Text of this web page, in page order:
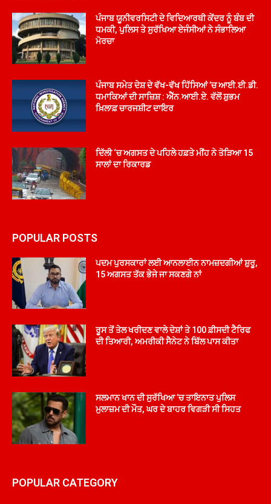
ਪੰਜਾਬ ਯੂਨੀਵਰਸਿਟੀ ਦੇ ਵਿਦਿਆਰਥੀ ਕੇਂਦਰ ਨੂੰ ਬੰਬ ਦੀ
ਧਮਕੀ, ਪੁਲਿਸ ਤੇ ਸੁਰੱਖਿਆ ਏਜੰਸੀਆਂ ਨੇ ਸੰਭਾਲਿਆ
ਮੋਰਚਾ
ਪੰਜਾਬ ਸਮੇਤ ਦੇਸ਼ ਦੇ ਵੱਖ-ਵੱਖ ਹਿੱਸਿਆਂ ’ਚ ਆਈ.ਈ.ਡੀ.
ਧਮਾਕਿਆਂ ਦੀ ਸਾਜ਼ਿਸ਼ : ਐੱਨ.ਆਈ.ਏ. ਵੱਲੋਂ ਸ਼ੁਭਮ
ਖ਼ਿਲਾਫ਼ ਚਾਰਜਸ਼ੀਟ ਦਾਇਰ
ਦਿੱਲੀ ‘ਚ ਅਗਸਤ ਦੇ ਪਹਿਲੇ ਹਫ਼ਤੇ ਮੀਂਹ ਨੇ ਤੋੜਿਆ 15
ਸਾਲਾਂ ਦਾ ਰਿਕਾਰਡ
POPULAR POSTS
ਪਦਮ ਪੁਰਸਕਾਰਾਂ ਲਈ ਆਨਲਾਈਨ ਨਾਮਜ਼ਦਗੀਆਂ ਸ਼ੁਰੂ,
15 ਅਗਸਤ ਤੱਕ ਭੇਜੇ ਜਾ ਸਕਣਗੇ ਨਾਂ
ਰੂਸ ਤੋਂ ਤੇਲ ਖਰੀਦਣ ਵਾਲੇ ਦੇਸ਼ਾਂ ਤੇ 100 ਫ਼ੀਸਦੀ ਟੈਰਿਫ
ਦੀ ਤਿਆਰੀ, ਅਮਰੀਕੀ ਸੈਨੇਟ ਨੇ ਬਿੱਲ ਪਾਸ ਕੀਤਾ
ਸਲਮਾਨ ਖਾਨ ਦੀ ਸੁਰੱਖਿਆ ’ਚ ਤਾਇਨਾਤ ਪੁਲਿਸ
ਮੁਲਾਜ਼ਮ ਦੀ ਮੌਤ, ਘਰ ਦੇ ਬਾਹਰ ਵਿਗੜੀ ਸੀ ਸਿਹਤ
POPULAR CATEGORY